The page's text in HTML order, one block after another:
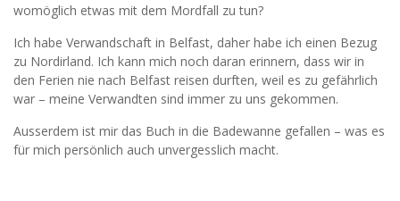
womöglich etwas mit dem Mordfall zu tun?
Ich habe Verwandschaft in Belfast, daher habe ich einen Bezug
zu Nordirland. Ich kann mich noch daran erinnern, dass wir in
den Ferien nie nach Belfast reisen durften, weil es zu gefährlich
war – meine Verwandten sind immer zu uns gekommen.
Ausserdem ist mir das Buch in die Badewanne gefallen – was es
für mich persönlich auch unvergesslich macht.